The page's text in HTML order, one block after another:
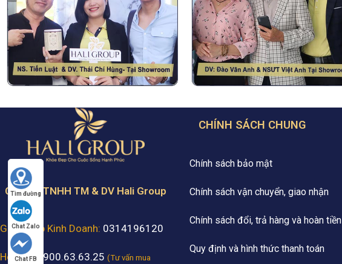
Công ty TNHH TM & DV Hali Group
Giấy Phép Kinh Doanh: 0314196120
Hotline: 1900.63.63.25 (Tư vấn mua
CHÍNH SÁCH CHUNG
Chính sách bảo mật
Chính sách vận chuyển, giao nhận
Chính sách đổi, trả hàng và hoàn tiền
Quy định và hình thức thanh toán
Tìm đường
Chat Zalo
Chat FB